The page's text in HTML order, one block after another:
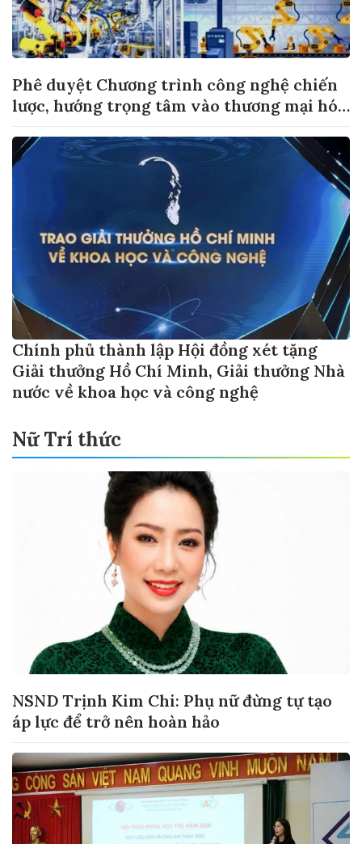
Phê duyệt Chương trình công nghệ chiến
lược, hướng trọng tâm vào thương mại hóa
Chính phủ thành lập Hội đồng xét tặng
Giải thưởng Hồ Chí Minh, Giải thưởng Nhà
nước về khoa học và công nghệ
Nữ Trí thức
NSND Trịnh Kim Chi: Phụ nữ đừng tự tạo
áp lực để trở nên hoàn hảo